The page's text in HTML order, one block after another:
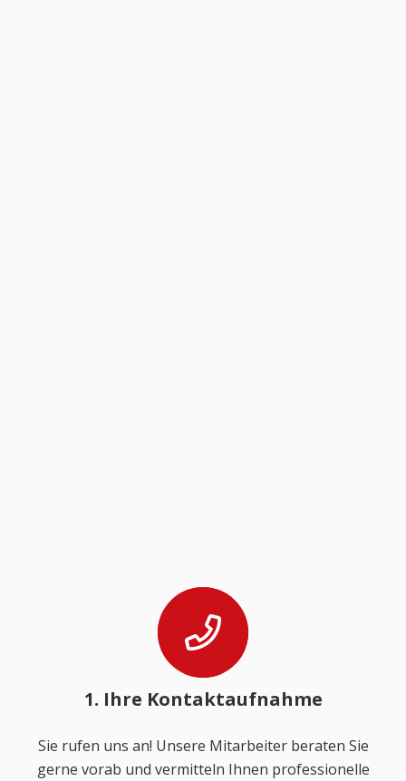
1. Ihre Kontaktaufnahme
Sie rufen uns an! Unsere Mitarbeiter beraten Sie
gerne vorab und vermitteln Ihnen professionelle